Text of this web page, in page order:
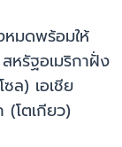
หมดพร้อมให้
หรัฐอเมริกาฝั่ง
ล) เอเชีย
โตเกียว)